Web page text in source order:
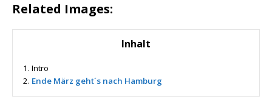
Related Images:
Inhalt
1. Intro
2. Ende März geht´s nach Hamburg